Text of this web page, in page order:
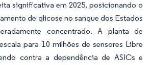
significativa em 2025, posicionando o
de glicose no sangue dos Estados
concentrado. A planta de
para 10 milhões de sensores Libre
contra a dependência de ASICs e